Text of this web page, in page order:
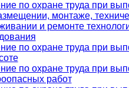
по охране труда при
монтаже,
и ремонте
по охране труда при
по охране труда при
работ